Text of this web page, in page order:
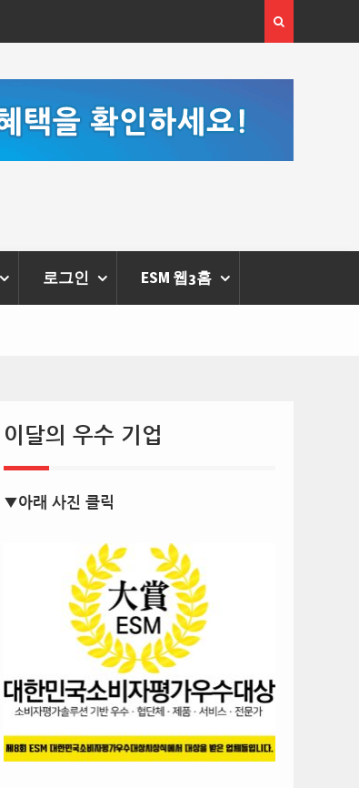
‘K-AI 아트 거장’ 장인보 감독, Ai 기술에 체온을 더하다,
‘2026 제2회 애니멀 아트 페스티벌’ 성황리에 막 내려
로그인 ESM 웹3홈
이달의 우수 기업
▼아래 사진 클릭